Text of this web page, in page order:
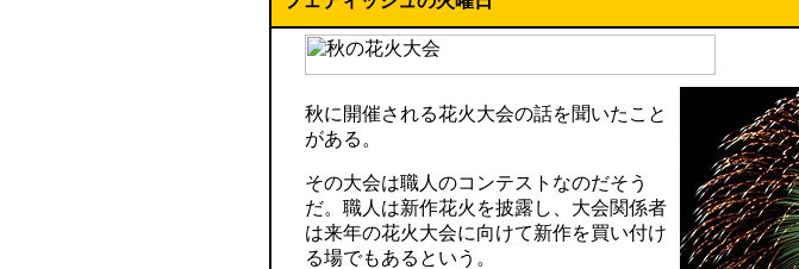
秋に開催される花火大会の話を聞いたこと
がある。
その大会は職人のコンテストなのだそう
だ。職人は新作花火を披露し、大会関係者
は来年の花火大会に向けて新作を買い付け
る場でもあるという。